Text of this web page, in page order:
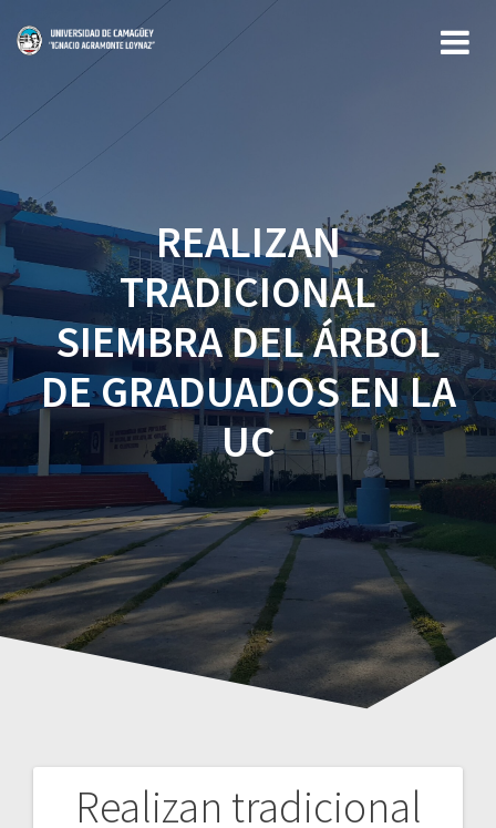
REALIZAN
TRADICIONAL
SIEMBRA DEL ÁRBOL
DE GRADUADOS EN LA
UC
Realizan tradicional